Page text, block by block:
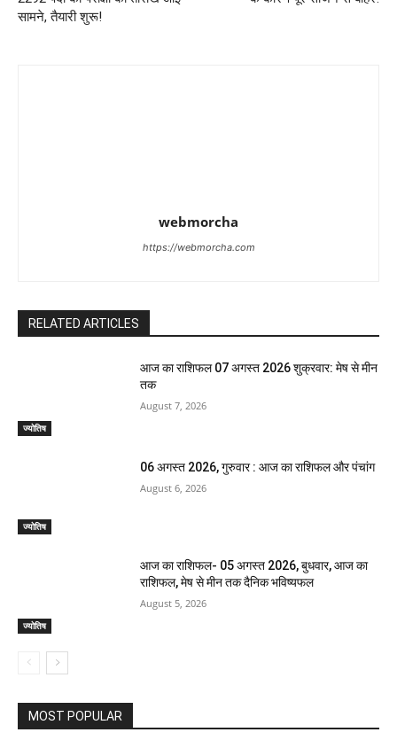
सामने, तैयारी शुरू!
webmorcha
https://webmorcha.com
RELATED ARTICLES
ज्योतिष
आज का राशिफल 07 अगस्त 2026 शुक्रवार: मेष से मीन
तक
August 7, 2026
ज्योतिष
06 अगस्त 2026, गुरुवार : आज का राशिफल और पंचांग
August 6, 2026
ज्योतिष
आज का राशिफल- 05 अगस्त 2026, बुधवार, आज का
राशिफल, मेष से मीन तक दैनिक भविष्यफल
August 5, 2026
MOST POPULAR